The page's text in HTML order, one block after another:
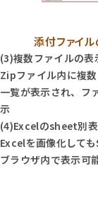
添付ファイ
(3)複数ファイルの表
Zipファイル内に複
一覧が表示され、フ
示
(4)Excelのsheet別
Excelを画像化して
ブラウザ内で表示可